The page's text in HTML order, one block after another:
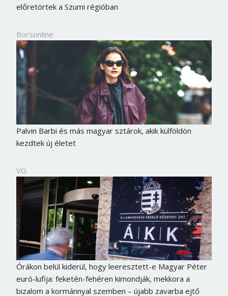
előretörtek a Szumi régióban
Borsonline
Palvin Barbi és más magyar sztárok, akik külföldön
kezdtek új életet
VG
Órákon belül kiderül, hogy leeresztett-e Magyar Péter
euró-lufija: feketén-fehéren kimondják, mekkora a
bizalom a kormánnyal szemben – újabb zavarba ejtő